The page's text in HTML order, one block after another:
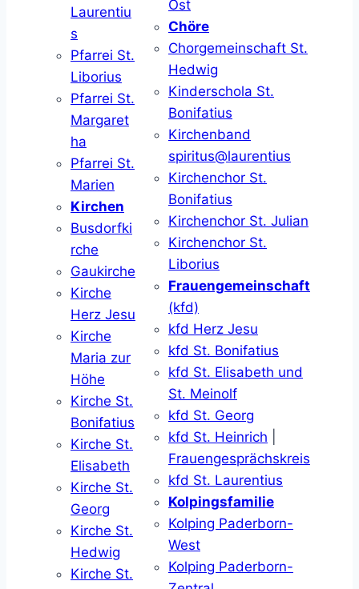
Laurentiu
s
Pfarrei St.
Liborius
Pfarrei St.
Margaret
ha
Pfarrei St.
Marien
Kirchen
Busdorfki
rche
Gaukirche
Kirche
Herz Jesu
Kirche
Maria zur
Höhe
Kirche St.
Bonifatius
Kirche St.
Elisabeth
Kirche St.
Georg
Kirche St.
Hedwig
Kirche St.
Ost
Chöre
Chorgemeinschaft St.
Hedwig
Kinderschola St.
Bonifatius
Kirchenband
spiritus@laurentius
Kirchenchor St.
Bonifatius
Kirchenchor St. Julian
Kirchenchor St.
Liborius
Frauengemeinschaft
(kfd)
kfd Herz Jesu
kfd St. Bonifatius
kfd St. Elisabeth und
St. Meinolf
kfd St. Georg
kfd St. Heinrich
Frauengesprächskreis
kfd St. Laurentius
Kolpingsfamilie
Kolping Paderborn-
West
Kolping Paderborn-